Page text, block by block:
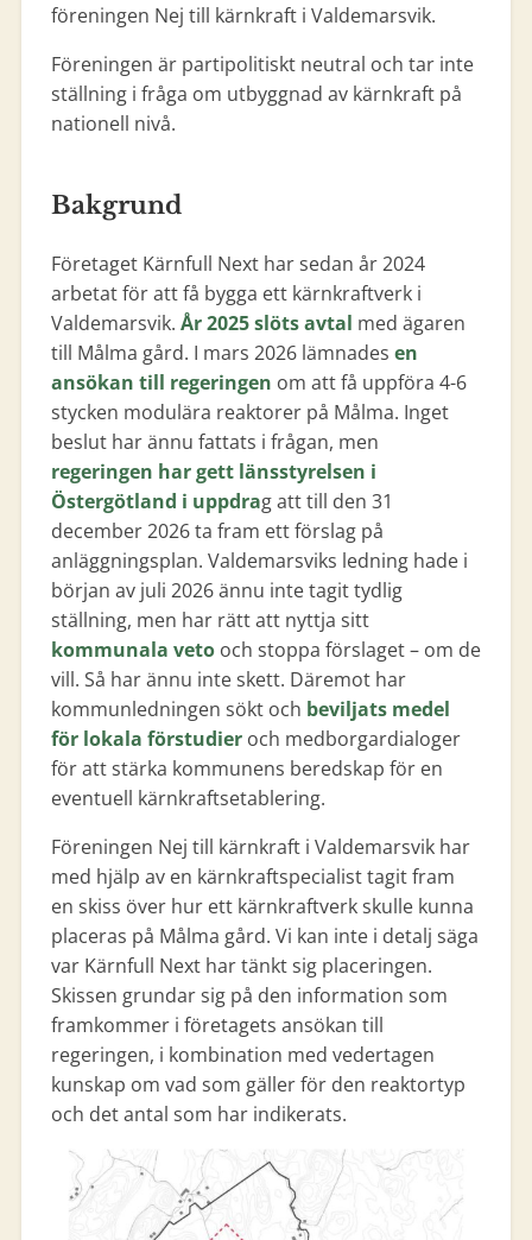
föreningen Nej till kärnkraft i Valdemarsvik.
Föreningen är partipolitiskt neutral och tar inte
ställning i fråga om utbyggnad av kärnkraft på
nationell nivå.
Bakgrund
Företaget Kärnfull Next har sedan år 2024
arbetat för att få bygga ett kärnkraftverk i
Valdemarsvik. År 2025 slöts avtal med ägaren
till Målma gård. I mars 2026 lämnades en
ansökan till regeringen om att få uppföra 4-6
stycken modulära reaktorer på Målma. Inget
beslut har ännu fattats i frågan, men
regeringen har gett länsstyrelsen i
Östergötland i uppdrag att till den 31
december 2026 ta fram ett förslag på
anläggningsplan. Valdemarsviks ledning hade i
början av juli 2026 ännu inte tagit tydlig
ställning, men har rätt att nyttja sitt
kommunala vetooch stoppa förslaget – om de
vill. Så har ännu inte skett. Däremot har
kommunledningen sökt och beviljats medel
för lokala förstudieroch medborgardialoger
för att stärka kommunens beredskap för en
eventuell kärnkraftsetablering.
Föreningen Nej till kärnkraft i Valdemarsvik har
med hjälp av en kärnkraftspecialist tagit fram
en skiss över hur ett kärnkraftverk skulle kunna
placeras på Målma gård. Vi kan inte i detalj säga
var Kärnfull Next har tänkt sig placeringen.
Skissen grundar sig på den information som
framkommer i företagets ansökan till
regeringen, i kombination med vedertagen
kunskap om vad som gäller för den reaktortyp
och det antal som har indikerats.